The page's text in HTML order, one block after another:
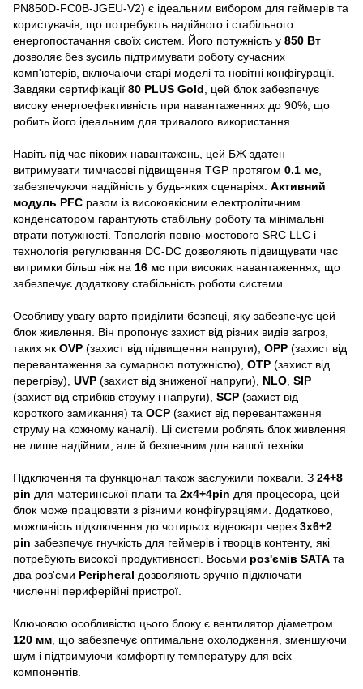
PN850D-FC0B-JGEU-V2) є ідеальним вибором для геймерів та
користувачів, що потребують надійного і стабільного
енергопостачання своїх систем. Його потужність у 850 Вт
дозволяє без зусиль підтримувати роботу сучасних
комп'ютерів, включаючи старі моделі та новітні конфігурації.
Завдяки сертифікації 80 PLUS Gold , цей блок забезпечує
високу енергоефективність при навантаженнях до 90%, що
робить його ідеальним для тривалого використання.
Навіть під час пікових навантажень, цей БЖ здатен
витримувати тимчасові підвищення TGP протягом 0.1 мс
забезпечуючи надійність у будь-яких сценаріях. Активний
модуль PFC разом із високоякісним електролітичним
конденсатором гарантують стабільну роботу та мінімальні
втрати потужності. Топологія повно-мостового SRC LLC і
технологія регулювання DC-DC дозволяють підвищувати час
витримки більш ніж на 16 мс при високих навантаженнях, що
забезпечує додаткову стабільність роботи системи.
Особливу увагу варто приділити безпеці, яку забезпечує цей
блок живлення. Він пропонує захист від різних видів загроз,
таких як OVP (захист від підвищення напруги), OPP (захист від
перевантаження за сумарною потужністю), OTP (захист від
перегріву), UVP (захист від зниженої напруги), NLO SIP
(захист від стрибків струму і напруги), SCP (захист від
короткого замикання) та OCP (захист від перевантаження
струму на кожному каналі). Ці системи роблять блок живлення
не лише надійним, але й безпечним для вашої техніки.
Підключення та функціонал також заслужили похвали. З 24+8
pin для материнської плати та 2x4+4pin для процесора, цей
блок може працювати з різними конфігураціями. Додатково,
можливість підключення до чотирьох відеокарт через 3x6+2
pin забезпечує гнучкість для геймерів і творців контенту, які
потребують високої продуктивності. Восьми роз'ємів SATA та
два роз'єми Peripheral дозволяють зручно підключати
численні периферійні пристрої.
Ключовою особливістю цього блоку є вентилятор діаметром
120 мм , що забезпечує оптимальне охолодження, зменшуючи
шум і підтримуючи комфортну температуру для всіх
компонентів.